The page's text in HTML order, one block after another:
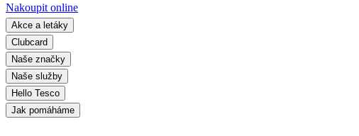
Nakoupit online
Akce a letáky
Clubcard
Naše značky
Naše služby
Hello Tesco
Jak pomáháme